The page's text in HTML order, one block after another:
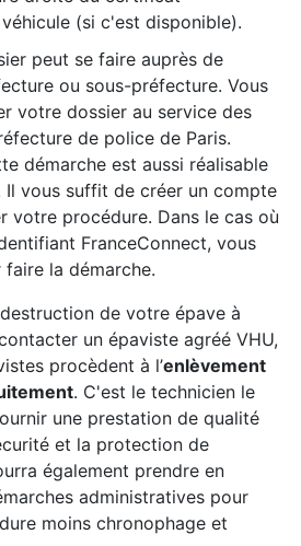
(si c'est disponible).
peut se faire auprès de
ou sous-préfecture. Vous
votre dossier au service des
de police de Paris.
démarche est aussi réalisable
Il vous suffit de créer un compte
votre procédure. Dans le cas où
FranceConnect, vous
la démarche.
de votre épave à
un épaviste agréé VHU,
procèdent à l’enlèvement
. C'est le technicien le
une prestation de qualité
et la protection de
également prendre en
administratives pour
moins chronophage et